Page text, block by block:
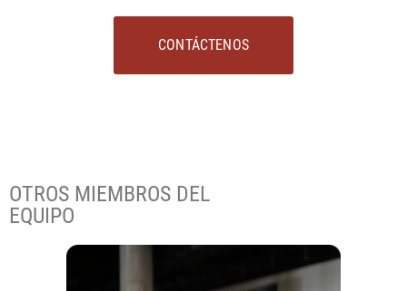
CONTÁCTENOS
OTROS MIEMBROS DEL
EQUIPO